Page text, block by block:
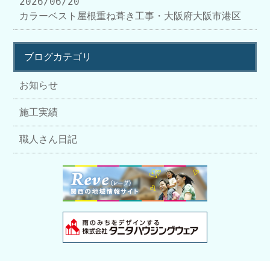
カラーベスト屋根重ね葺き工事・大阪府大阪市港区
ブログカテゴリ
お知らせ
施工実績
職人さん日記